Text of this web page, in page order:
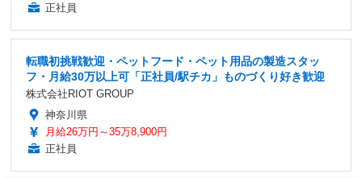
正社員
転職初挑戦歓迎・ペットフード・ペット用品の製造スタッ
フ・月給30万以上可「正社員/駅チカ」ものづくり好き歓迎
株式会社RIOT GROUP
神奈川県
月給26万円～35万8,900円
正社員